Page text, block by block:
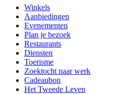
Winkels
Aanbiedingen
Evenementen
Plan je bezoek
Restaurants
Diensten
Toerisme
Zoektocht naar werk
Cadeaubon
Het Tweede Leven